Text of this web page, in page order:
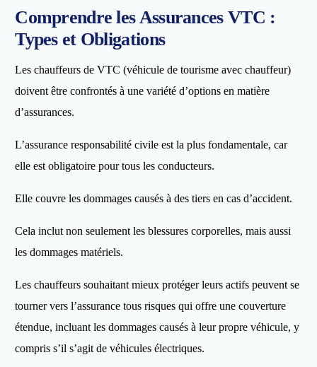
Comprendre les Assurances VTC :
Types et Obligations
Les chauffeurs de VTC (véhicule de tourisme avec chauffeur)
doivent être confrontés à une variété d’options en matière
d’assurances.
L’assurance responsabilité civile est la plus fondamentale, car
elle est obligatoire pour tous les conducteurs.
Elle couvre les dommages causés à des tiers en cas d’accident.
Cela inclut non seulement les blessures corporelles, mais aussi
les dommages matériels.
Les chauffeurs souhaitant mieux protéger leurs actifs peuvent se
tourner vers l’assurance tous risques qui offre une couverture
étendue, incluant les dommages causés à leur propre véhicule, y
compris s’il s’agit de véhicules électriques.